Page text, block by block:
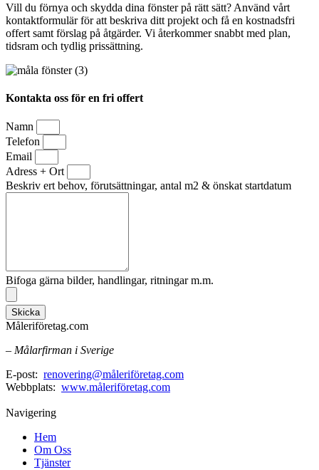
Vill du förnya och skydda dina fönster på rätt sätt? Använd vårt
kontaktformulär för att beskriva ditt projekt och få en kostnadsfri
offert samt förslag på åtgärder. Vi återkommer snabbt med plan,
tidsram och tydlig prissättning.
Kontakta oss för en fri offert
Namn
Telefon
Email
Adress + Ort
Beskriv ert behov, förutsättningar, antal m2 & önskat startdatum
Bifoga gärna bilder, handlingar, ritningar m.m.
Skicka
Måleriföretag.com
– Målarfirman i Sverige
E-post: renovering@måleriföretag.com
Webbplats: www.måleriföretag.com
Navigering
Hem
Om Oss
Tjänster